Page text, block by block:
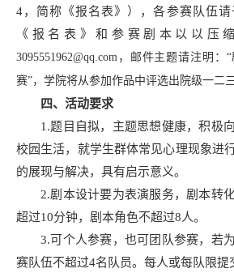
4，简称《报名表》），各参赛队伍请
《报名表》和参赛剧本以以压
3095551962@qq.com， 邮件主题请注明：
赛”，学院将从参加作品中评选出院级一二
四、活动要求
1.题目自拟，主题思想健康，积极
校园生活，就学生群体常见心理现象进
的展现与解决，具有启示意义。
2.剧本设计要为表演服务，剧本转
超过10分钟，剧本角色不超过8人。
3.可个人参赛，也可团队参赛，若
赛队伍不超过4名队员。每人或每队限提